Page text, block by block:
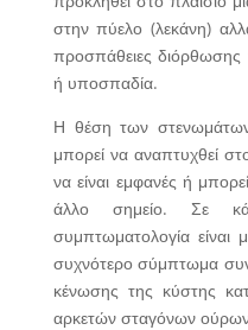
στην πύελο (λεκάνη)
προσπάθειες
ή υποσπαδία.
Η θέση των
μπορεί να αναπτυχθεί
να είναι εμφανές ή
άλλο σημείο. Σε
συμπτωματολογία
συχνότερο σύμπτωμα
κένωσης της κύστης
αρκετών σταγόνων ούρων